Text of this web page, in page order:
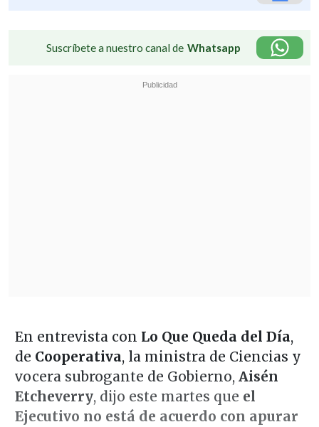
Suscríbete a nuestro canal de Whatsapp
En entrevista con Lo Que Queda del Día,
de Cooperativa, la ministra de Ciencias y
vocera subrogante de Gobierno, Aisén
Etcheverry, dijo este martes que el
Ejecutivo no está de acuerdo con apurar